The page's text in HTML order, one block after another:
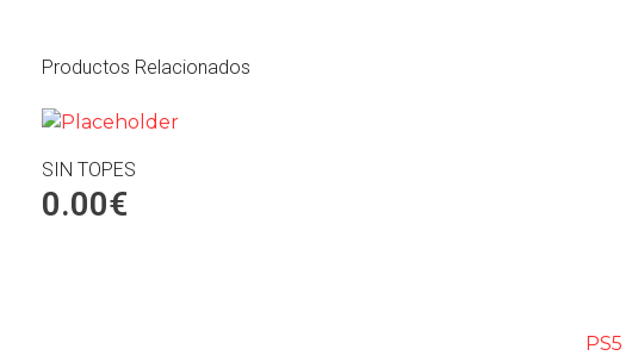
Productos Relacionados
SIN TOPES
0.00€
PS5